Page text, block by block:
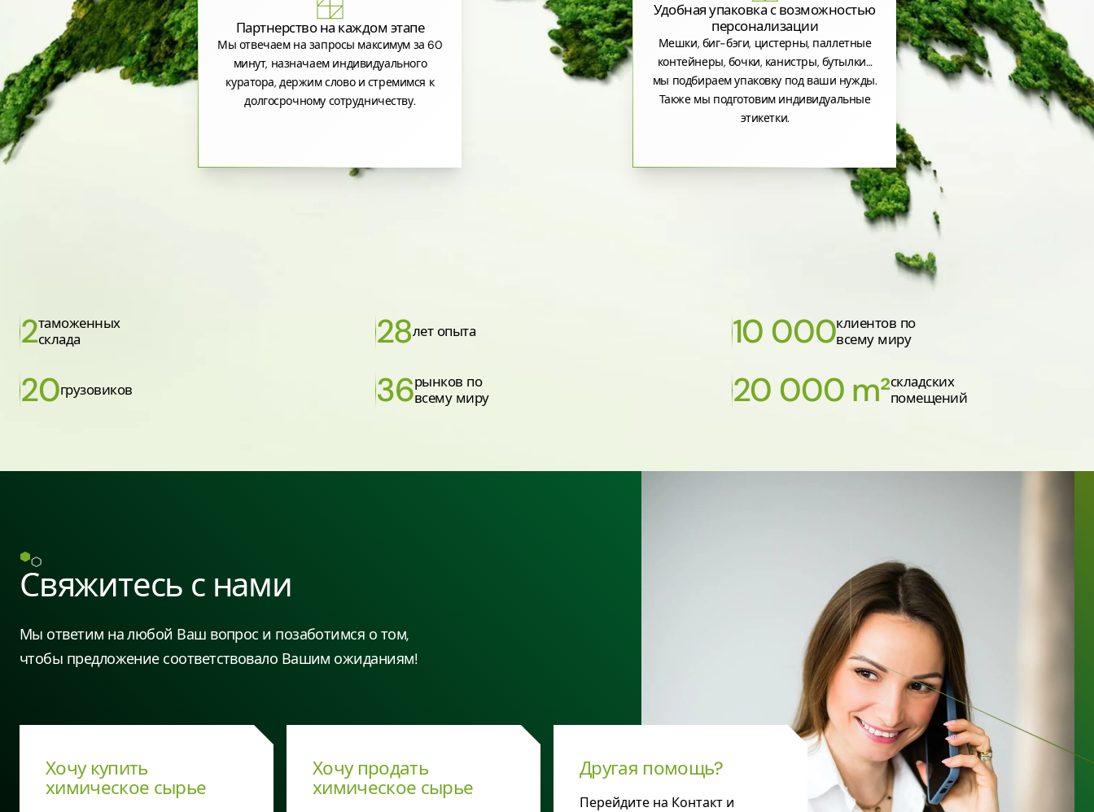
Партнерство на каждом этапе
Мы отвечаем на запросы максимум за 60
минут, назначаем индивидуального
куратора, держим слово и стремимся к
долгосрочному сотрудничеству.
Удобная упаковка с возможностью
персонализации
Мешки, биг-бэги, цистерны, паллетные
контейнеры, бочки, канистры, бутылки…
мы подбираем упаковку под ваши нужды.
Также мы подготовим индивидуальные
этикетки.
2таможенных
склада
28лет опыта 10 000клиентов по
всему миру
20грузовиков 36рынков по
всему миру
20 000 m²складских
помещений
Свяжитесь с нами
Мы ответим на любой Ваш вопрос и позаботимся о том,
чтобы предложение соответствовало Вашим ожиданиям!
Хочу купить
химическое сырье
Хочу продать
химическое сырье
Другая помощь?
Перейдите на Контакт и